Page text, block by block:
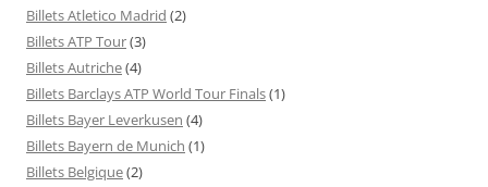
Billets Atletico Madrid (2)
Billets ATP Tour(3)
Billets Autriche(4)
Billets Barclays ATP World Tour Finals(1)
Billets Bayer Leverkusen (4)
Billets Bayern de Munich (1)
Billets Belgique(2)